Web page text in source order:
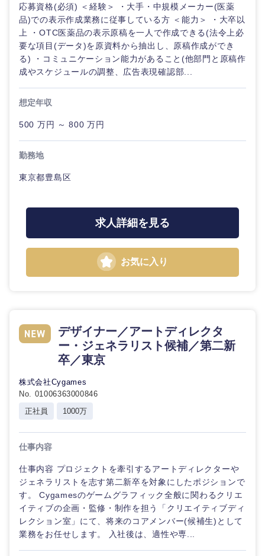
ご希望の職種を選択してください
画・事業
経営ボー
ド
サービス
リ
エ
イ
コンサル
タント
専門職
技術職
（IT）、
経営企画
その他企画業務
ご希望の職種を選択してください
経営ボード
管理
SCM
人事
マーケティング
クリエイティブ
コンサルタント
専門職
技術職（IT）、Webサービス・制作、ゲーム
技術職（モノづくり）
金融専門職
メディカル
不動産専門職
ご希望の業界を選択してください
エネルギー・資源・環境
食品・化粧品・アパレル・消費財
金融
建設・不動産
倉庫・運輸・物流
小売・通販・外食
IT・通信
WEBサービス
ご希望の勤務地を選択してください
北海道
ご希望条件を入力ください
希望年収
20代 30代
フリーワード
こだわり条件を入力ください
上場企業
スタートアップ企
業
外資系企業
転勤なし
完全週休2日制 社宅・家賃補助有
応募資格(必須) ＜経験＞ ・大手・中規模メーカー(医薬
品)での表示作成業務に従事している方 ＜能力＞ ・大卒以
上 ・OTC医薬品の表示原稿を一人で作成できる(法令上必
要な項目(データ)を原資料から抽出し、原稿作成ができ
る) ・コミュニケーション能力があること(他部門と原稿作
成やスケジュールの調整、広告表現確認部...
想定年収
500 万円 ～ 800 万円
勤務地
東京都豊島区
求人詳細を見る
お気に入り
デザイナー／アートディレクタ
ー・ジェネラリスト候補／第二新
卒／東京
株式会社Cygames
No. 01006363000846
正社員
1000万
仕事内容
仕事内容 プロジェクトを牽引するアートディレクターや
ジェネラリストを志す第二新卒を対象にしたポジションで
す。 Cygamesのゲームグラフィック全般に関わるクリエ
イティブの企画・監修・制作を担う「クリエイティブディ
レクション室」にて、将来のコアメンバー(候補生)として
業務をお任せします。 入社後は、適性や専...